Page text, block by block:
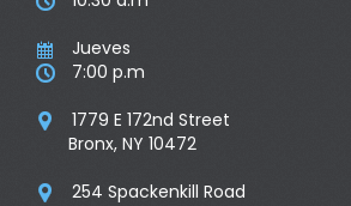
 Jueves
 7:00 p.m

1779 E 172nd Street
Bronx, NY 10472

254 Spackenkill Road